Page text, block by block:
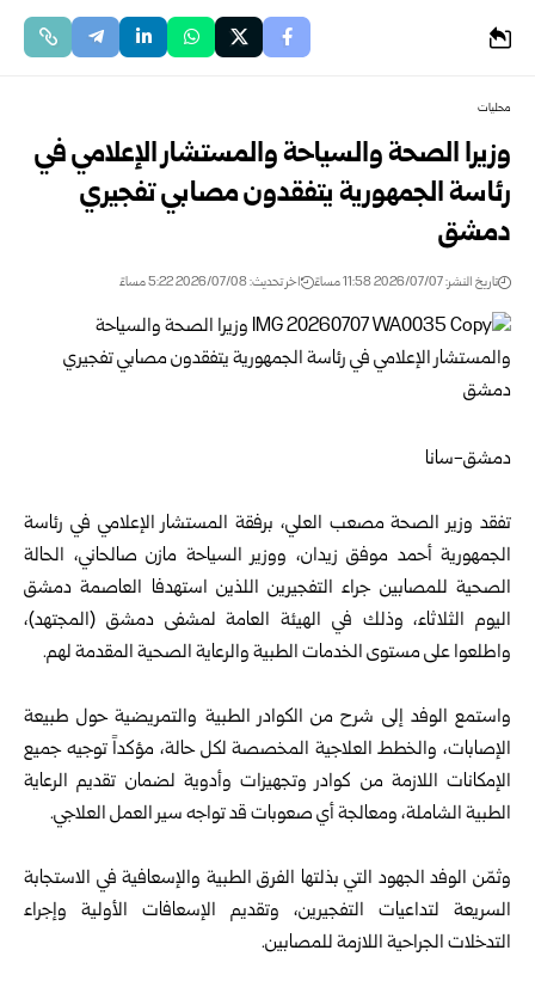
محليات
وزيرا الصحة والسياحة والمستشار الإعلامي في
رئاسة الجمهورية يتفقدون مصابي تفجيري
دمشق
تاريخ النشر: 2026/07/07 11:58 مساءً اخر تحديث: 2026/07/08 5:22 مساءً
دمشق-سانا‏
تفقد وزير الصحةمصعب العلي، برفقة المستشار الإعلامي في رئاسة
الجمهورية أحمد موفق زيدان، ووزير السياحة مازن ‏صالحاني، الحالة
الصحية للمصابين جراء التفجيرين اللذين استهدفا العاصمة دمشق
اليوم الثلاثاء، وذلك في الهيئة العامة ‏لمشفى دمشق (المجتهد)،
واطلعوا على مستوى الخدمات الطبية والرعاية الصحية المقدمة لهم.‏
واستمع الوفد إلى شرح من الكوادر الطبية والتمريضية حول طبيعة
الإصابات، والخطط العلاجية المخصصة لكل حالة، ‏مؤكداً توجيه جميع
الإمكانات اللازمة من كوادر وتجهيزات وأدوية لضمان تقديم الرعاية
الطبية الشاملة، ومعالجة أي ‏صعوبات قد تواجه سير العمل العلاجي.‏
وثمّن الوفد الجهود التي بذلتها الفرق الطبية والإسعافية في الاستجابة
السريعة لتداعيات التفجيرين، وتقديم الإسعافات الأولية ‏وإجراء
التدخلات الجراحية اللازمة للمصابين.‏